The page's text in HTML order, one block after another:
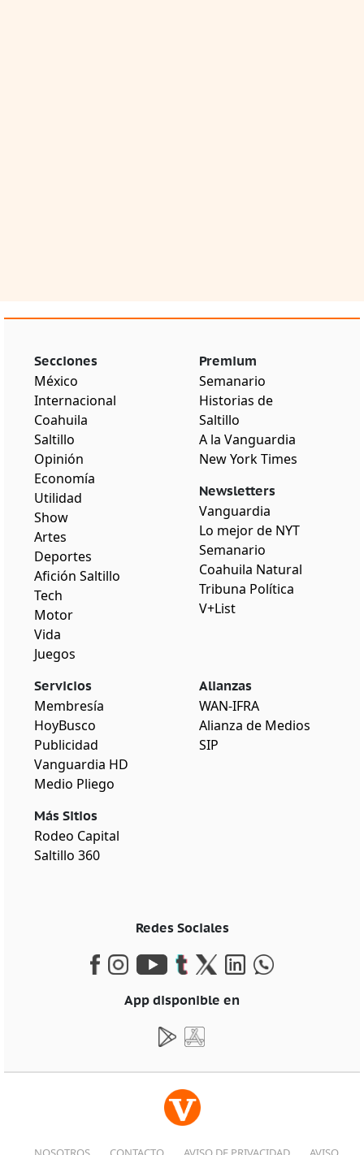
Secciones
México
Internacional
Coahuila
Saltillo
Opinión
Economía
Utilidad
Show
Artes
Deportes
Afición Saltillo
Tech
Motor
Vida
Juegos
Premium
Semanario
Historias de
Saltillo
A la Vanguardia
New York Times
Newsletters
Vanguardia
Lo mejor de NYT
Semanario
Coahuila Natural
Tribuna Política
V+List
Servicios
Membresía
HoyBusco
Publicidad
Vanguardia HD
Medio Pliego
Más Sitios
Rodeo Capital
Saltillo 360
Alianzas
WAN-IFRA
Alianza de Medios
SIP
Redes Sociales
App disponible en